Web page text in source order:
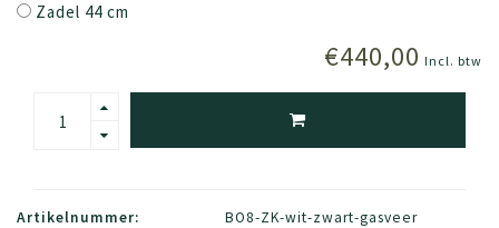
Zadel 44 cm
€440,00 Incl. btw
Artikelnummer: BO8-ZK-wit-zwart-gasveer